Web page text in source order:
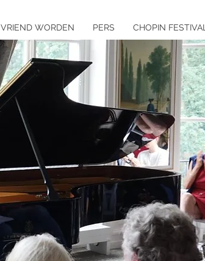
VRIEND WORDEN PERS CHOPIN FESTIVAL